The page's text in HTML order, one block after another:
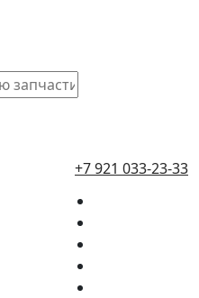
+7 921 033-23-33